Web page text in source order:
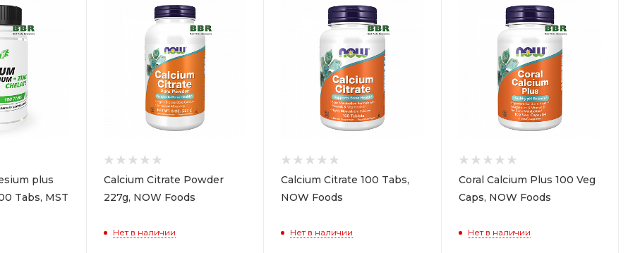
plus
Tabs, MST
Calcium Citrate Powder
227g, NOW Foods
Нет в наличии
Calcium Citrate 100 Tabs,
NOW Foods
Нет в наличии
Coral Calcium Plus 100 Veg
Caps, NOW Foods
Нет в наличии